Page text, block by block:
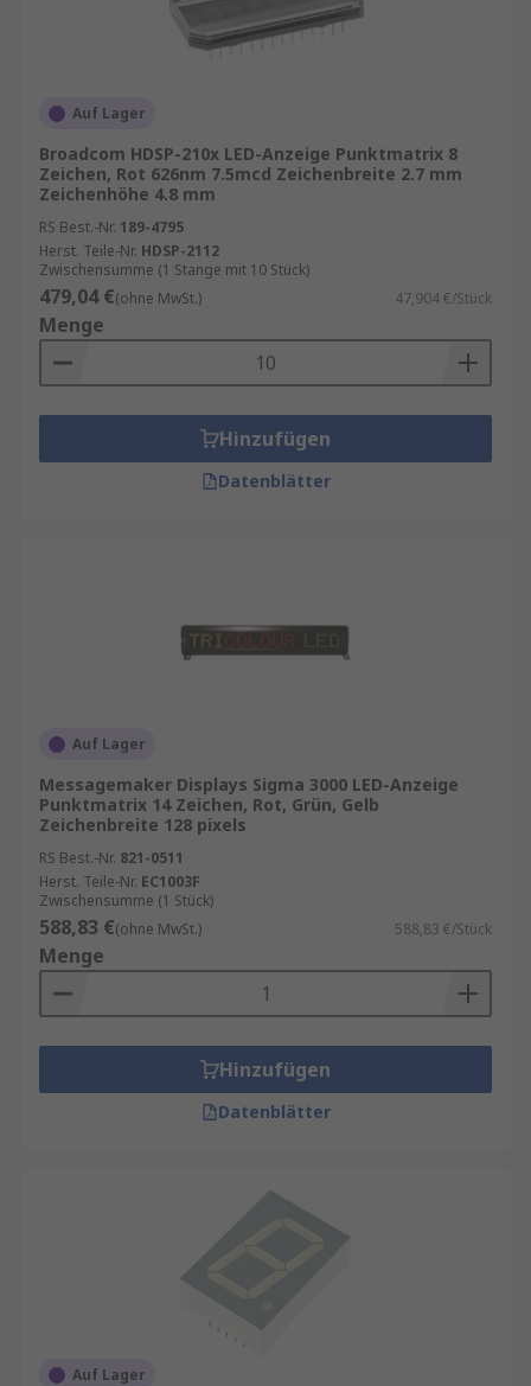
Auf Lager
Broadcom HDSP-210x LED-Anzeige Punktmatrix 8
Zeichen, Rot 626nm 7.5mcd Zeichenbreite 2.7 mm
Zeichenhöhe 4.8 mm
RS Best.-Nr. 189-4795
Herst. Teile-Nr. HDSP-2112
Zwischensumme (1 Stange mit 10 Stück)
479,04 €(ohne MwSt.) 47,904 €/Stück
Menge
Hinzufügen
Datenblätter
Auf Lager
Messagemaker Displays Sigma 3000 LED-Anzeige
Punktmatrix 14 Zeichen, Rot, Grün, Gelb
Zeichenbreite 128 pixels
RS Best.-Nr. 821-0511
Herst. Teile-Nr. EC1003F
Zwischensumme (1 Stück)
588,83 €(ohne MwSt.) 588,83 €/Stück
Menge
Hinzufügen
Datenblätter
Auf Lager